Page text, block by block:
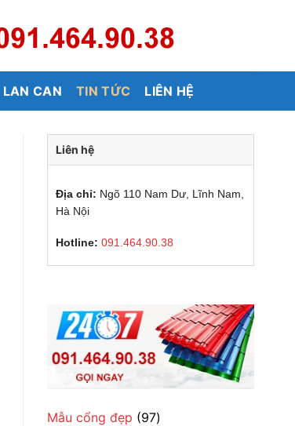
LAN CAN TIN TỨC LIÊN HỆ
Liên hệ
Địa chỉ: Ngõ 110 Nam Dư, Lĩnh Nam,
Hà Nội
Hotline: 091.464.90.38
Mẫu cổng đẹp 9797